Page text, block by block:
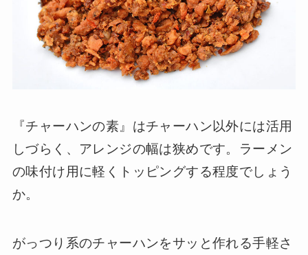
『チャーハンの素』はチャーハン以外には活用
しづらく、アレンジの幅は狭めです。ラーメン
の味付け用に軽くトッピングする程度でしょう
か。
がっつり系のチャーハンをサッと作れる手軽さ